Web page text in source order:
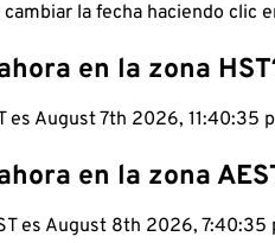
la fecha haciendo clic
en la zona
es August 7th 2026, 11:40:36
en la zona
es August 8th 2026, 7:40:36